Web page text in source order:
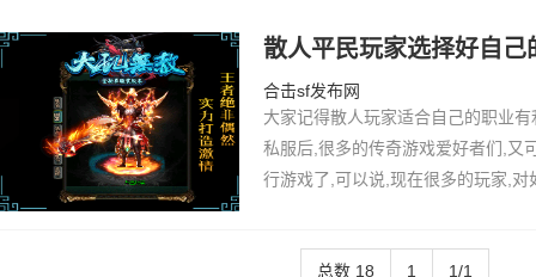
散人平民玩家选择好自
合击sf发布网
大家记得散人玩家适合自己的职业
私服后,很多的传奇游戏爱好者们,又
行游戏了,可以说,现在很多的玩家,
在的传奇总数 18 1 1/1